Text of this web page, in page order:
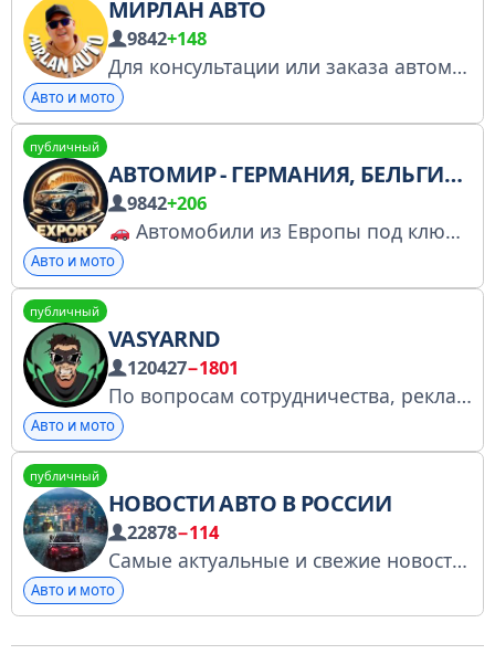
МИРЛАН АВТО
9842+148
Для консультации или заказа автомобиля свяжитесь с нами
Авто и мото
публичный
АВТОМИР - ГЕРМАНИЯ, БЕЛЬГИЯ, ФРАНЦИЯ
9842+206
Автомобили из Европы под ключ. • Выгода: до 40% ниже рынка РФ. • Прозрачно: честный пробег и DEKRA. • Удобно: подбор, покупка, доставка и таможня на нас.
Авто и мото
публичный
VASYARND
120427−1801
По вопросам сотрудничества, рекламы https://t.me/J4727 Жанна Товарищи) В этой группе мы занимаемся хуйней!
Авто и мото
публичный
НОВОСТИ АВТО В РОССИИ
22878−114
Самые актуальные и свежие новости автопрома России! Рекламный менеджер: @Oksana_rek. Регистрация в РКН: https://www.gosuslugi.ru/snet/6799152edfded7743cb609d0
Авто и мото